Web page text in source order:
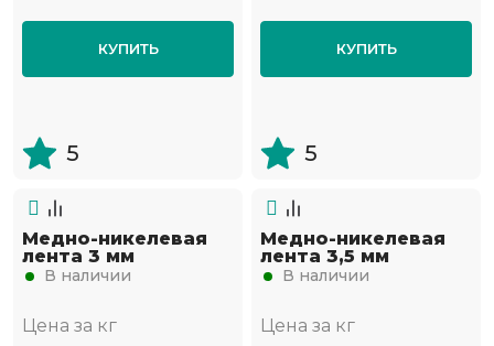
КУПИТЬ
5
КУПИТЬ
5
Медно-никелевая
лента 3 мм
В наличии
Цена за кг
Медно-никелевая
лента 3,5 мм
В наличии
Цена за кг